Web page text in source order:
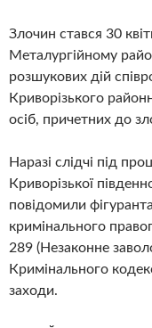
Злочин стався 30
Металургійному
розшукових дій
Криворізького
осіб, причетних до
Наразі слідчі під
Криворізької
повідомили
кримінального
289 (Незаконне
Кримінального
заходи.